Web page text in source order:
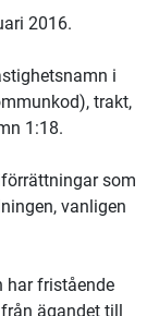
2016.
i
trakt,
1:18.
som
vanligen
har fristående
ägandet till